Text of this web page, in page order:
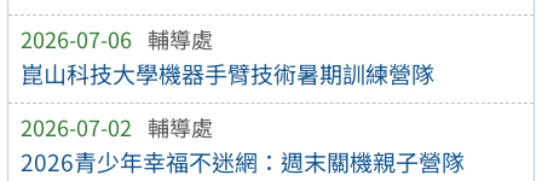
2026-07-06 輔導處
崑山科技大學機器手臂技術暑期訓練營隊
2026-07-02 輔導處
2026青少年幸福不迷網：週末關機親子營隊